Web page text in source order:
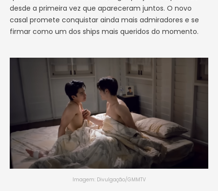
desde a primeira vez que apareceram juntos. O novo
casal promete conquistar ainda mais admiradores e se
firmar como um dos ships mais queridos do momento.
Imagem: Divulgação/GMMTV